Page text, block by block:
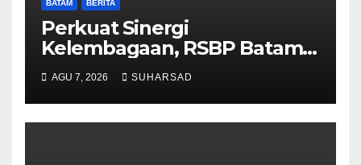
BATAM BERITA
Perkuat Sinergi
Kelembagaan, RSBP Batam
dan BPOM Pastikan
Pelayanan dan Ketersediaan
Obat Aman
AGU 7, 2026 SUHARSAD